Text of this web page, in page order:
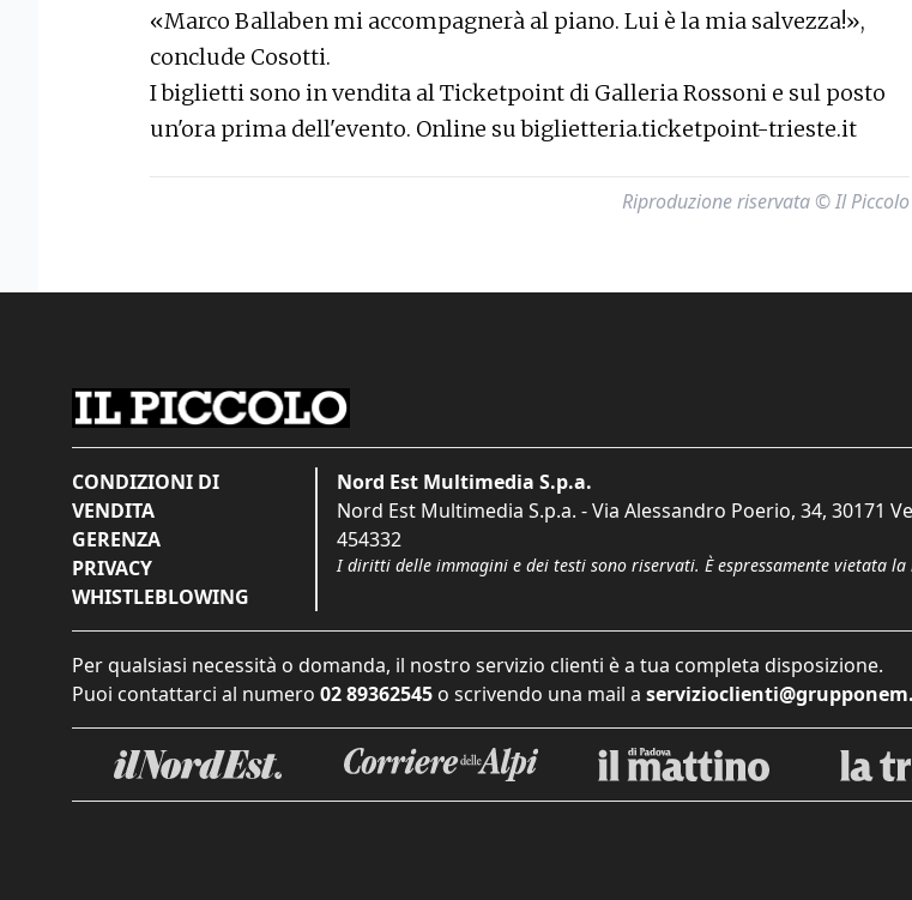
«Marco Ballaben mi accompagnerà al piano. Lui è la mia salvezza!»,
conclude Cosotti.
I biglietti sono in vendita al Ticketpoint di Galleria Rossoni e sul posto
un'ora prima dell'evento. Online su biglietteria.ticketpoint-trieste.it
Riproduzione riservata © Il Piccolo
CONDIZIONI DI
VENDITA
GERENZA
PRIVACY
WHISTLEBLOWING
Nord Est Multimedia S.p.a.
Nord Est Multimedia S.p.a. - Via Alessandro Poerio, 34, 30171
454332
I diritti delle immagini e dei testi sono riservati. È espressamente vietata
Per qualsiasi necessità o domanda, il nostro servizio clienti è a tua completa disposizione.
Puoi contattarci al numero 02 89362545 o scrivendo una mail a